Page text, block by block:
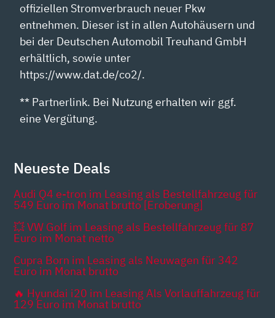
offiziellen Stromverbrauch neuer Pkw
entnehmen. Dieser ist in allen Autohäusern und
bei der Deutschen Automobil Treuhand GmbH
erhältlich, sowie unter
https://www.dat.de/co2/.
** Partnerlink. Bei Nutzung erhalten wir ggf.
eine Vergütung.
Neueste Deals
Audi Q4 e-tron im Leasing als Bestellfahrzeug für
549 Euro im Monat brutto [Eroberung]
💥 VW Golf im Leasing als Bestellfahrzeug für 87
Euro im Monat netto
Cupra Born im Leasing als Neuwagen für 342
Euro im Monat brutto
🔥 Hyundai i20 im Leasing Als Vorlauffahrzeug für
129 Euro im Monat brutto